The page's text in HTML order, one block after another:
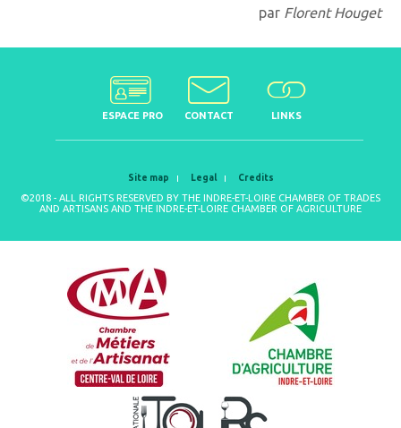
parFlorent Houget
ESPACE PRO CONTACT LINKS
Site map Legal Credits
©2018 - ALL RIGHTS RESERVED BY THE INDRE-ET-LOIRE CHAMBER OF TRADES
AND ARTISANS AND THE INDRE-ET-LOIRE CHAMBER OF AGRICULTURE